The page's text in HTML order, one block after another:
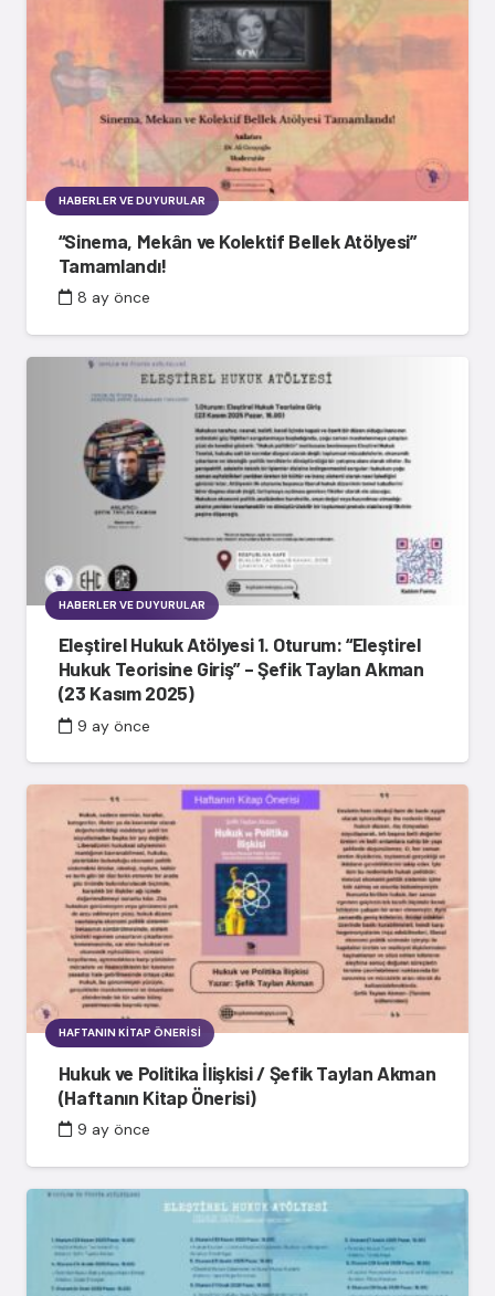
HABERLER VE DUYURULAR
“Sinema, Mekân ve Kolektif Bellek Atölyesi”
Tamamlandı!
8 ay önce
HABERLER VE DUYURULAR
Eleştirel Hukuk Atölyesi 1. Oturum: “Eleştirel
Hukuk Teorisine Giriş” – Şefik Taylan Akman
(23 Kasım 2025)
9 ay önce
HAFTANIN KITAP ÖNERISI
Hukuk ve Politika İlişkisi / Şefik Taylan Akman
(Haftanın Kitap Önerisi)
9 ay önce